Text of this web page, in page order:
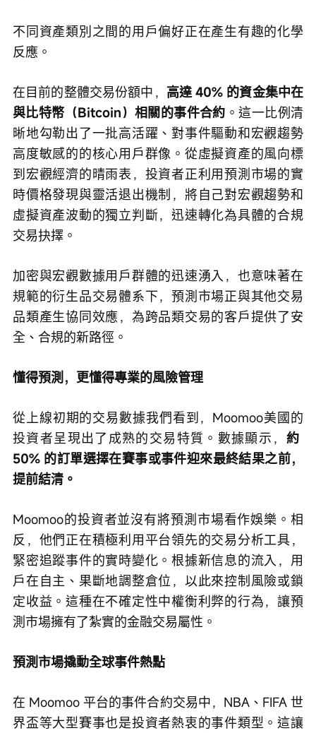
不同資產類別之間的用戶偏好正在產生有趣的化學
反應。
在目前的整體交易份額中， 高達 40% 的資金集中在
與比特幣（Bitcoin）相關的事件合約 。這一比例清
晰地勾勒出了一批高活躍、對事件驅動和宏觀趨勢
高度敏感的的核心用戶群像。從虛擬資產的風向標
到宏觀經濟的晴雨表，投資者正利用預測市場的實
時價格發現與靈活退出機制，將自己對宏觀趨勢和
虛擬資產波動的獨立判斷，迅速轉化為具體的合規
交易抉擇。
加密與宏觀數據用戶群體的迅速湧入，也意味著在
規範的衍生品交易體系下，預測市場正與其他交易
品類產生協同效應，為跨品類交易的客戶提供了安
全、合規的新路徑。
懂得預測，更懂得專業的風險管理
從上線初期的交易數據我們看到，Moomoo美國的
投資者呈現出了成熟的交易特質。數據顯示， 約
50% 的訂單選擇在賽事或事件迎來最終結果之前，
提前結清。
Moomoo的投資者並沒有將預測市場看作娛樂。相
反，他們正在積極利用平台領先的交易分析工具，
緊密追蹤事件的實時變化。根據新信息的流入，用
戶在自主、果斷地調整倉位，以此來控制風險或鎖
定收益。這種在不確定性中權衡利弊的行為，讓預
測市場擁有了紮實的金融交易屬性。
預測市場撬動全球事件熱點
在 Moomoo 平台的事件合約交易中，NBA、FIFA 世
界盃等大型賽事也是投資者熱衷的事件類型。這讓